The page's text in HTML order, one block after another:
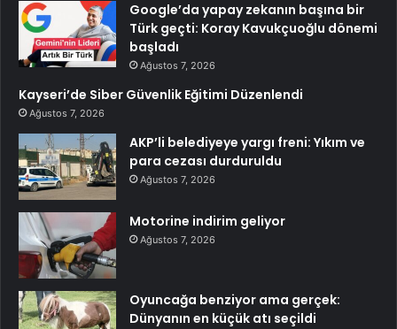
Google’da yapay zekanın başına bir
Türk geçti: Koray Kavukçuoğlu dönemi
başladı
Ağustos 7, 2026
Kayseri’de Siber Güvenlik Eğitimi Düzenlendi
Ağustos 7, 2026
AKP’li belediyeye yargı freni: Yıkım ve
para cezası durduruldu
Ağustos 7, 2026
Motorine indirim geliyor
Ağustos 7, 2026
Oyuncağa benziyor ama gerçek:
Dünyanın en küçük atı seçildi